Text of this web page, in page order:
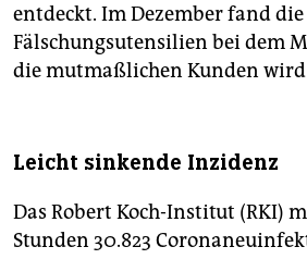
entdeckt. Im Dezember fand
Fälschungsutensilien bei dem
die mutmaßlichen Kunden
Leicht sinkende Inzidenz
Das Robert Koch-Institut (RKI)
Stunden 30.823